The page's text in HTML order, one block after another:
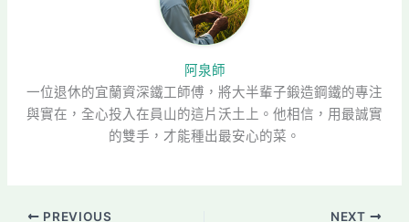
阿泉師
一位退休的宜蘭資深鐵工師傅，將大半輩子鍛造鋼鐵的專注
與實在，全心投入在員山的這片沃土上。他相信，用最誠實
的雙手，才能種出最安心的菜。
PREVIOUS NEXT